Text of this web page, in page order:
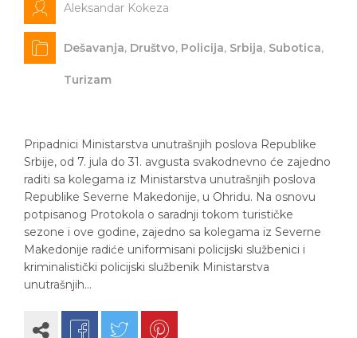
Aleksandar Kokeza
Dešavanja, Društvo, Policija, Srbija, Subotica,
Turizam
Pripadnici Ministarstva unutrašnjih poslova Republike
Srbije, od 7. jula do 31. avgusta svakodnevno će zajedno
raditi sa kolegama iz Ministarstva unutrašnjih poslova
Republike Severne Makedonije, u Ohridu. Na osnovu
potpisanog Protokola o saradnji tokom turističke
sezone i ove godine, zajedno sa kolegama iz Severne
Makedonije radiće uniformisani policijski službenici i
kriminalistički policijski službenik Ministarstva
unutrašnjih…